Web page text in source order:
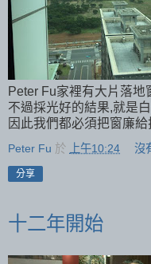
Peter Fu家裡有大片落地
不過採光好的結果,就是
因此我們都必須把窗廉給
Peter Fu 於 上午10:24 沒
分享
十二年開始